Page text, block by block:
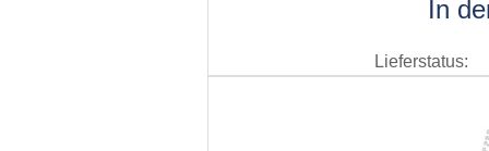
In
Lieferstatus: